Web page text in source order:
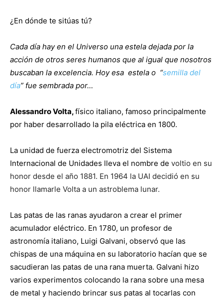
¿En dónde te sitúas tú?
Cada día hay en el Universo una estela dejada por la
acción de otros seres humanos que al igual que nosotros
buscaban la excelencia. Hoy esa estela o “semilla del
día” fue sembrada por…
Alessandro Volta,físico italiano, famoso principalmente
por haber desarrollado la pila eléctrica en 1800.
La unidad de fuerza electromotriz del Sistema
Internacional de Unidades lleva el nombre de voltio en su
honor desde el año 1881. En 1964 la UAI decidió en su
honor llamarle Volta a un astroblema lunar.
Las patas de las ranas ayudaron a crear el primer
acumulador eléctrico. En 1780, un profesor de
astronomía italiano, Luigi Galvani, observó que las
chispas de una máquina en su laboratorio hacían que se
sacudieran las patas de una rana muerta. Galvani hizo
varios experimentos colocando la rana sobre una mesa
de metal y haciendo brincar sus patas al tocarlas con